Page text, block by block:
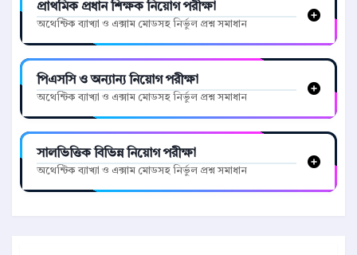
প্রাথমিক প্রধান শিক্ষক নিয়োগ পরীক্ষা
অথেন্টিক ব্যাখ্যা ও এক্সাম মোডসহ নির্ভুল প্রশ্ন সমাধান
পিএসসি ও অন্যান্য নিয়োগ পরীক্ষা
অথেন্টিক ব্যাখ্যা ও এক্সাম মোডসহ নির্ভুল প্রশ্ন সমাধান
সালভিত্তিক বিভিন্ন নিয়োগ পরীক্ষা
অথেন্টিক ব্যাখ্যা ও এক্সাম মোডসহ নির্ভুল প্রশ্ন সমাধান